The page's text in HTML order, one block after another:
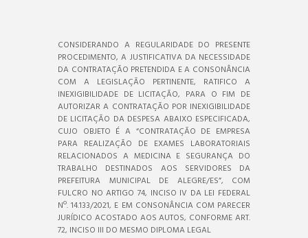
CONSIDERANDO A REGULARIDADE DO PRESENTE
PROCEDIMENTO, A JUSTIFICATIVA DA NECESSIDADE
DA CONTRATAÇÃO PRETENDIDA E A CONSONÂNCIA
COM A LEGISLAÇÃO PERTINENTE, RATIFICO A
INEXIGIBILIDADE DE LICITAÇÃO, PARA O FIM DE
AUTORIZAR A CONTRATAÇÃO POR INEXIGIBILIDADE
DE LICITAÇÃO DA DESPESA ABAIXO ESPECIFICADA,
CUJO OBJETO É A “CONTRATAÇÃO DE EMPRESA
PARA REALIZAÇÃO DE EXAMES LABORATORIAIS
RELACIONADOS A MEDICINA E SEGURANÇA DO
TRABALHO DESTINADOS AOS SERVIDORES DA
PREFEITURA MUNICIPAL DE ALEGRE/ES”, COM
FULCRO NO ARTIGO 74, INCISO IV DA LEI FEDERAL
Nº. 14.133/2021, E EM CONSONÂNCIA COM PARECER
JURÍDICO ACOSTADO AOS AUTOS, CONFORME ART.
72, INCISO III DO MESMO DIPLOMA LEGAL